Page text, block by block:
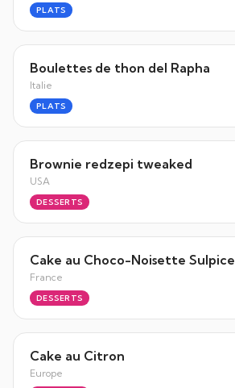
PLATS
Boulettes de thon del Rapha
Italie
PLATS
Brownie redzepi tweaked
USA
DESSERTS
Cake au Choco-Noisette Sulpice
France
DESSERTS
Cake au Citron
Europe